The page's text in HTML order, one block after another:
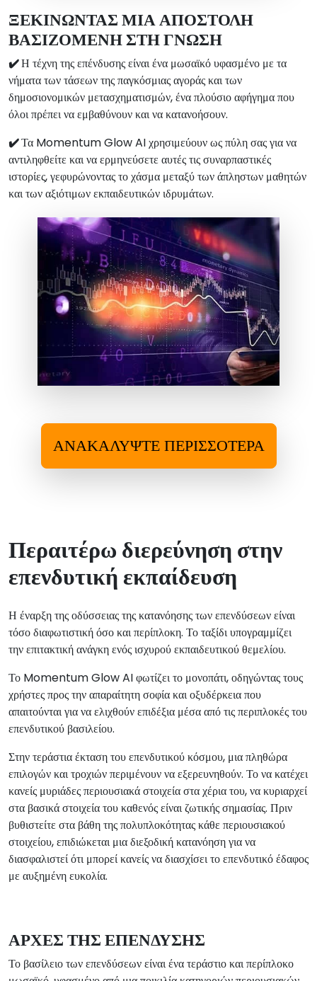
ΞΕΚΙΝΩΝΤΑΣ ΜΙΑ ΑΠΟΣΤΟΛΗ
ΒΑΣΙΖΟΜΕΝΗ ΣΤΗ ΓΝΩΣΗ
✔️Η τέχνη της επένδυσης είναι ένα μωσαϊκό υφασμένο με τα
νήματα των τάσεων της παγκόσμιας αγοράς και των
δημοσιονομικών μετασχηματισμών, ένα πλούσιο αφήγημα που
όλοι πρέπει να εμβαθύνουν και να κατανοήσουν.
✔️Τα Momentum Glow AI χρησιμεύουν ως πύλη σας για να
αντιληφθείτε και να ερμηνεύσετε αυτές τις συναρπαστικές
ιστορίες, γεφυρώνοντας το χάσμα μεταξύ των άπληστων μαθητών
και των αξιότιμων εκπαιδευτικών ιδρυμάτων.
ΑΝΑΚΑΛΎΨΤΕ ΠΕΡΙΣΣΌΤΕΡΑ
Περαιτέρω διερεύνηση στην
επενδυτική εκπαίδευση
Η έναρξη της οδύσσειας της κατανόησης των επενδύσεων είναι
τόσο διαφωτιστική όσο και περίπλοκη. Το ταξίδι υπογραμμίζει
την επιτακτική ανάγκη ενός ισχυρού εκπαιδευτικού θεμελίου.
Το Momentum Glow AI φωτίζει το μονοπάτι, οδηγώντας τους
χρήστες προς την απαραίτητη σοφία και οξυδέρκεια που
απαιτούνται για να ελιχθούν επιδέξια μέσα από τις περιπλοκές του
επενδυτικού βασιλείου.
Στην τεράστια έκταση του επενδυτικού κόσμου, μια πληθώρα
επιλογών και τροχιών περιμένουν να εξερευνηθούν. Το να κατέχει
κανείς μυριάδες περιουσιακά στοιχεία στα χέρια του, να κυριαρχεί
στα βασικά στοιχεία του καθενός είναι ζωτικής σημασίας. Πριν
βυθιστείτε στα βάθη της πολυπλοκότητας κάθε περιουσιακού
στοιχείου, επιδιώκεται μια διεξοδική κατανόηση για να
διασφαλιστεί ότι μπορεί κανείς να διασχίσει το επενδυτικό έδαφος
με αυξημένη ευκολία.
ΑΡΧΕΣ ΤΗΣ ΕΠΕΝΔΥΣΗΣ
Το βασίλειο των επενδύσεων είναι ένα τεράστιο και περίπλοκο